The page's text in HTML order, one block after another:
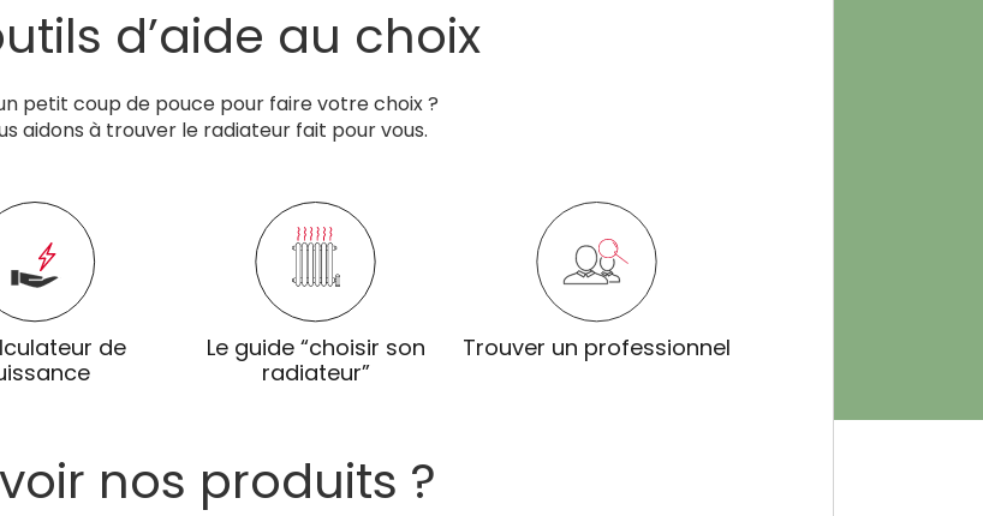
d’aide au choix
petit coup de pouce pour faire votre choix ?
aidons à trouver le radiateur fait pour vous.
de
Le guide “choisir son
radiateur”
Trouver un professionnel
nos produits ?